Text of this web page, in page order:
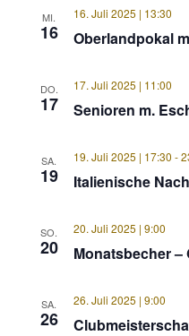
MI.
16 Oberlandpokal
16. Juli 2025 | 13:30
DO.
17 Senioren m.
17. Juli 2025 | 11:00
SA.
19 Italienische
19. Juli 2025 | 17:30 -
SO.
20 Monatsbecher –
20. Juli 2025 | 9:00
SA.
26
26. Juli 2025 | 9:00